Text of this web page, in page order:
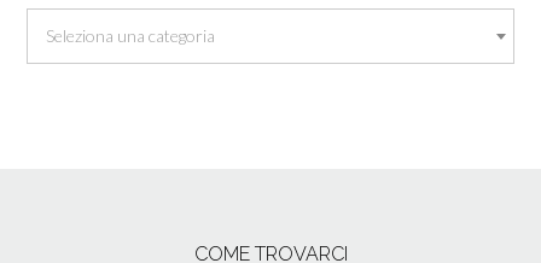
Seleziona una categoria
COME TROVARCI